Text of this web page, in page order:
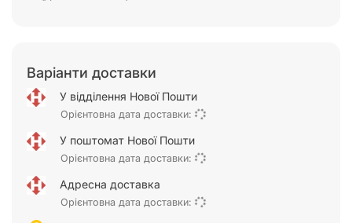
Варіанти доставки
У відділення Нової Пошти
Орієнтовна дата доставки:
У поштомат Нової Пошти
Орієнтовна дата доставки:
Адресна доставка
Орієнтовна дата доставки: